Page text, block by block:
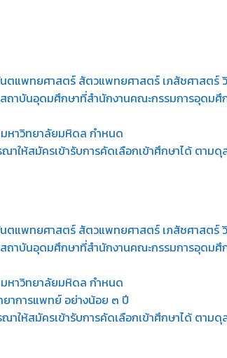
แพทยศาสตร์ สัตวแพทยศาสตร์ เภสัชศาสตร์
ถาบันอุดมศึกษาที่สำนักงานคณะกรรมการอุดมศึ
หาวิทยาลัยมหิดล กำหนด
ให้สมัครเข้ารับการคัดเลือกเข้าศึกษาได้ ตาม
แพทยศาสตร์ สัตวแพทยศาสตร์ เภสัชศาสตร์
ถาบันอุดมศึกษาที่สำนักงานคณะกรรมการอุดมศึ
หาวิทยาลัยมหิดล กำหนด
าการแพทย์ อย่างน้อย ๓ ปี
ให้สมัครเข้ารับการคัดเลือกเข้าศึกษาได้ ตาม